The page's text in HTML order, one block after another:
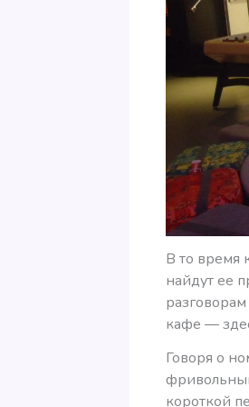
В то время
найдут ее
кафе —
Говоря о
короткой